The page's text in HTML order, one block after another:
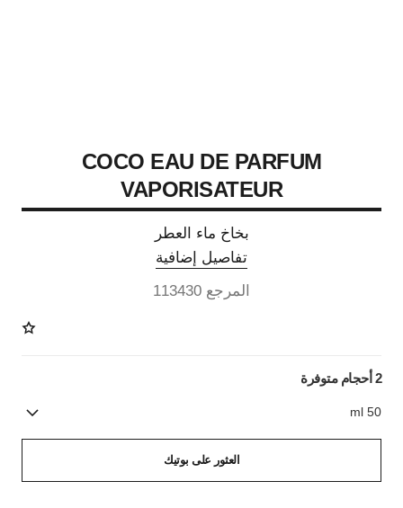
COCO EAU DE PARFUM
VAPORISATEUR
بخاخ ماء العطر
تفاصيل إضافية
المرجع 113430
2 أحجام متوفرة
50 ml
العثور على بوتيك